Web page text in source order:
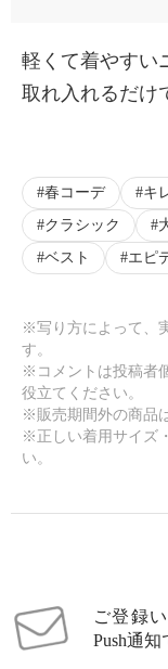
軽くて着やすい
取れ入れるだけ
春コーデ キ
クラシック
ベスト
エピ
※写り方によって、
す。
※コメントは投稿者
役立てください。
※販売期間外の商品
※正しい着用サイズ
い。
ご登録
Push通知